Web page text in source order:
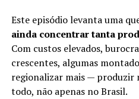
Este episódio levanta uma
ainda concentrar tanta
Com custos elevados,
crescentes, algumas
regionalizar mais — produzir
todo, não apenas no Brasil.